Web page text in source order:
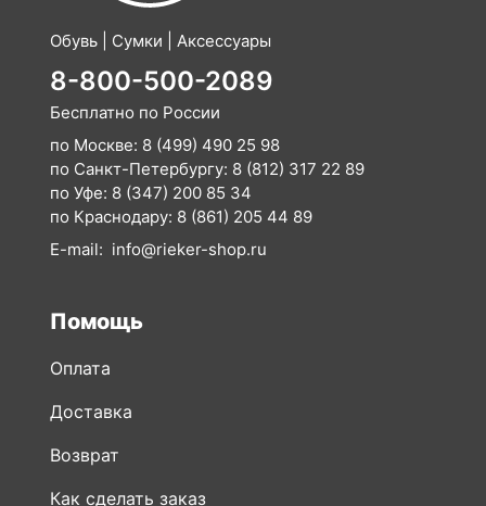
по Москве:8 (499) 490 25 98
по Санкт-Петербургу:8 (812) 317 22 89
по Уфе:
8 (347) 200 85 34
по Краснодару:8 (861) 205 44 89
E-mail:info@rieker-shop.ru
Помощь
Доставка
Возврат
Как сделать заказ
Таблицы размеров и полноты
Сертификаты